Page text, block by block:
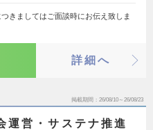
きましてはご面談時にお伝え致しま
詳細へ
掲載期間 26/08/10～26/08/23
運営・サステナ推進